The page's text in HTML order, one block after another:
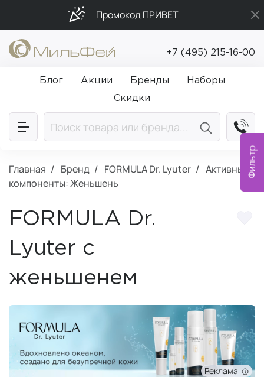
Фильтр
Промокод ПРИВЕТ
Подарки в каждый заказ от 5 000₽
Бесплатная доставка от 5 000₽
+7 (495) 215-16-00
Блог Акции Бренды
Наборы
Скидки
Главная Бренд FORMULA Dr. Lyuter
Активные
компоненты: Женьшень
FORMULA Dr.
Lyuter с
женьшенем
Реклама